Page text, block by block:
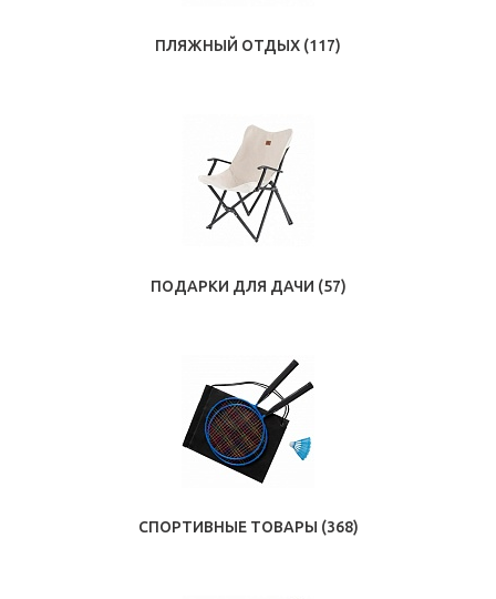
ПЛЯЖНЫЙ ОТДЫХ (117)
ПОДАРКИ ДЛЯ ДАЧИ (57)
СПОРТИВНЫЕ ТОВАРЫ (368)